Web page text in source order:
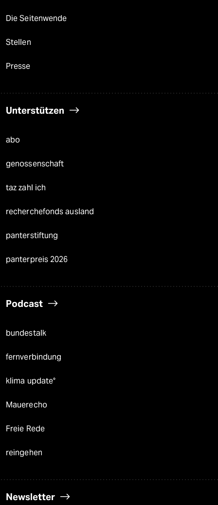
Die Seitenwende
Stellen
Presse
Unterstützen
abo
genossenschaft
taz zahl ich
recherchefonds ausland
panterstiftung
panterpreis 2026
Podcast
bundestalk
fernverbindung
klima update°
Mauerecho
Freie Rede
reingehen
Newsletter